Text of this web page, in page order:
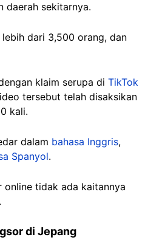
daerah sekitarnya.
lebih dari 3,500 orang, dan
klaim serupa di TikTok
tersebut telah disaksikan
kali.
dalam bahasa Inggris,
Spanyol.
online tidak ada kaitannya
di Jepang